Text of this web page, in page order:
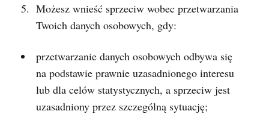
Możesz wnieść sprzeciw wobec przetwarzania
Twoich danych osobowych, gdy:
przetwarzanie danych osobowych odbywa się
na podstawie prawnie uzasadnionego interesu
lub dla celów statystycznych, a sprzeciw jest
uzasadniony przez szczególną sytuację;